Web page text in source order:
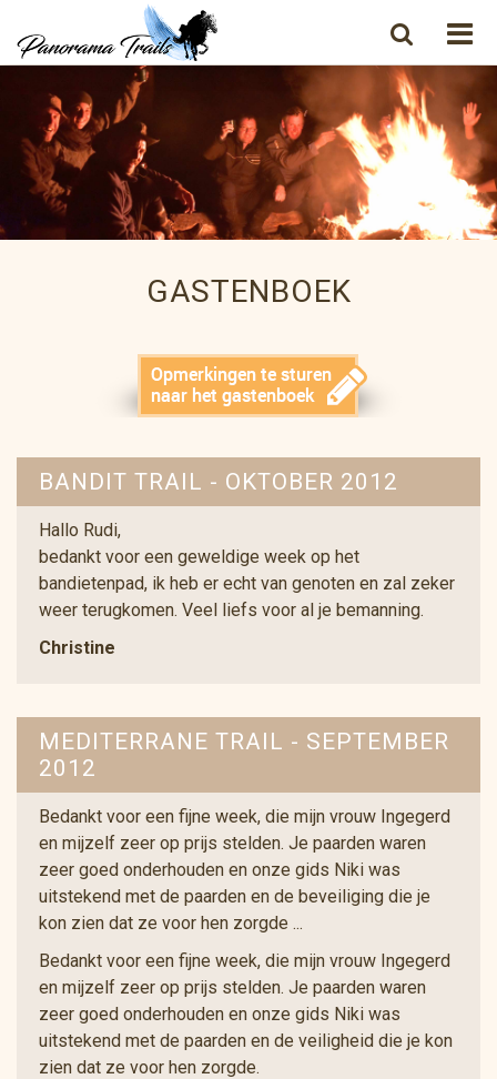
GASTENBOEK
BANDIT TRAIL - OKTOBER 2012
Hallo Rudi,
bedankt voor een geweldige week op het
bandietenpad, ik heb er echt van genoten en zal zeker
weer terugkomen. Veel liefs voor al je bemanning.
Christine
MEDITERRANE TRAIL - SEPTEMBER
2012
Bedankt voor een fijne week, die mijn vrouw Ingegerd
en mijzelf zeer op prijs stelden. Je paarden waren
zeer goed onderhouden en onze gids Niki was
uitstekend met de paarden en de beveiliging die je
kon zien dat ze voor hen zorgde ...
Bedankt voor een fijne week, die mijn vrouw Ingegerd
en mijzelf zeer op prijs stelden. Je paarden waren
zeer goed onderhouden en onze gids Niki was
uitstekend met de paarden en de veiligheid die je kon
zien dat ze voor hen zorgde.